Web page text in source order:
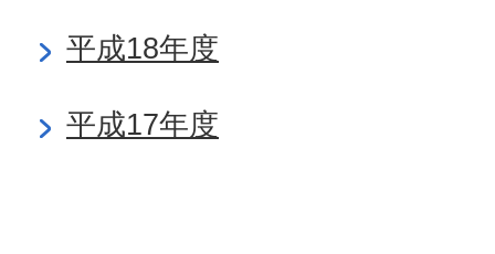
平成18年度
平成17年度